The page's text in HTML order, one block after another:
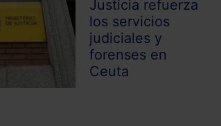
Justicia refuerza
los servicios
judiciales y
forenses en
Ceuta